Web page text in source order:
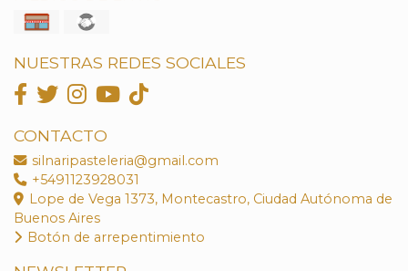
NUESTRAS REDES SOCIALES
CONTACTO
silnaripasteleria@gmail.com
+5491123928031
Lope de Vega 1373, Montecastro, Ciudad Autónoma de
Buenos Aires
Botón de arrepentimiento